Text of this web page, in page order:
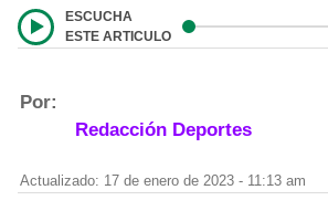
ESCUCHA
ESTE ARTICULO
Por:
Redacción Deportes
Actualizado: 17 de enero de 2023 - 11:13 am